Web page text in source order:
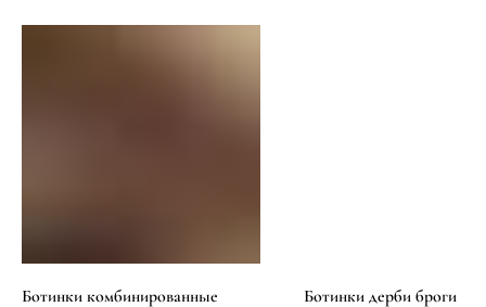
Ботинки комбинированные Ботинки дерби броги